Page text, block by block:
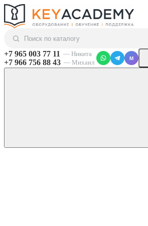
+7 965 003 77 11 — Никита
+7 966 756 88 43 — Михаил
M